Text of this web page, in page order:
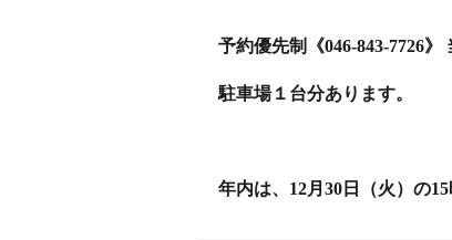
予約優先制《046-843-7726》
駐車場１台分あります。
年内は、12月30日（火）の